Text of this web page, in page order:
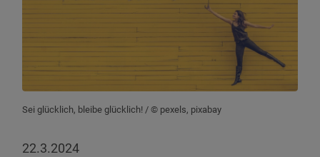
Sei glücklich, bleibe glücklich! / © pexels, pixabay
22.3.2024